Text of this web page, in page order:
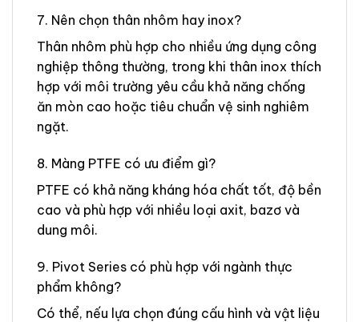
7. Nên chọn thân nhôm hay inox?
Thân nhôm phù hợp cho nhiều ứng dụng công
nghiệp thông thường, trong khi thân inox thích
hợp với môi trường yêu cầu khả năng chống
ăn mòn cao hoặc tiêu chuẩn vệ sinh nghiêm
ngặt.
8. Màng PTFE có ưu điểm gì?
PTFE có khả năng kháng hóa chất tốt, độ bền
cao và phù hợp với nhiều loại axit, bazơ và
dung môi.
9. Pivot Series có phù hợp với ngành thực
phẩm không?
Có thể, nếu lựa chọn đúng cấu hình và vật liệu